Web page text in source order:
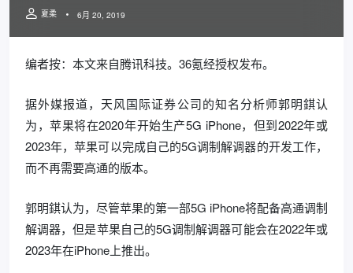
夏柔 6月 20, 2019
编者按：本文来自腾讯科技。36氪经授权发布。
据外媒报道，天风国际证券公司的知名分析师郭明錤认
为，苹果将在2020年开始生产5G iPhone，但到2022年或
2023年，苹果可以完成自己的5G调制解调器的开发工作，
而不再需要高通的版本。
郭明錤认为，尽管苹果的第一部5G iPhone将配备高通调制
解调器，但是苹果自己的5G调制解调器可能会在2022年或
2023年在iPhone上推出。